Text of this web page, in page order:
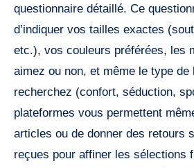
questionnaire détaillé. Ce
d’indiquer vos tailles exactes
etc.), vos couleurs préférées, les
aimez ou non, et même le type de
recherchez (confort, séduction,
plateformes vous permettent
articles ou de donner des retours
reçues pour affiner les sélections